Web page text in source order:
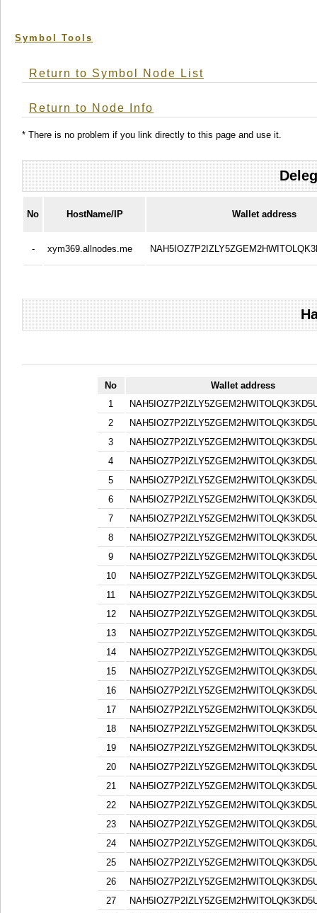
Symbol Tools
Return to Symbol Node List
Return to Node Info
* There is no problem if you link directly to this page and use it.
No HostName/IP Wallet address
- xym369.allnodes.me
No
Wallet address
1
2
3
4
5
6
7
8
9
10
11
12
13
14
15
16
17
18
19
20
21
22
23
24
25
26
27